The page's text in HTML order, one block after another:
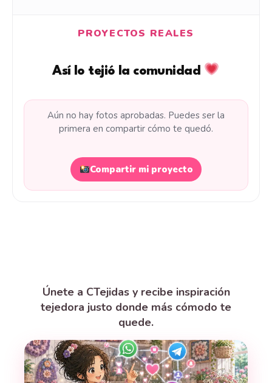
PROYECTOS REALES
Así lo tejió la comunidad
Aún no hay fotos aprobadas. Puedes ser la
primera en compartir cómo te quedó.
Compartir mi proyecto
Únete a CTejidas y recibe inspiración
tejedora justo donde más cómodo te
quede.